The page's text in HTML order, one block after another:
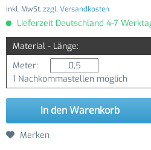
inkl. MwSt.zzgl. Versandkosten
Lieferzeit Deutschland 4-7
Material - Länge:
Meter:
1 Nachkommastellen möglich
In den Warenkorb
Merken